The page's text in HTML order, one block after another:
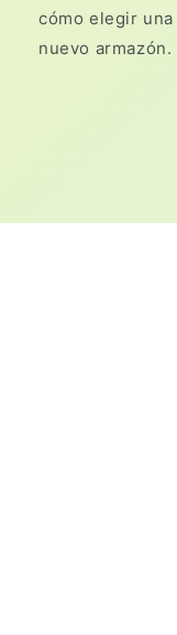
cómo elegir
nuevo armazón.